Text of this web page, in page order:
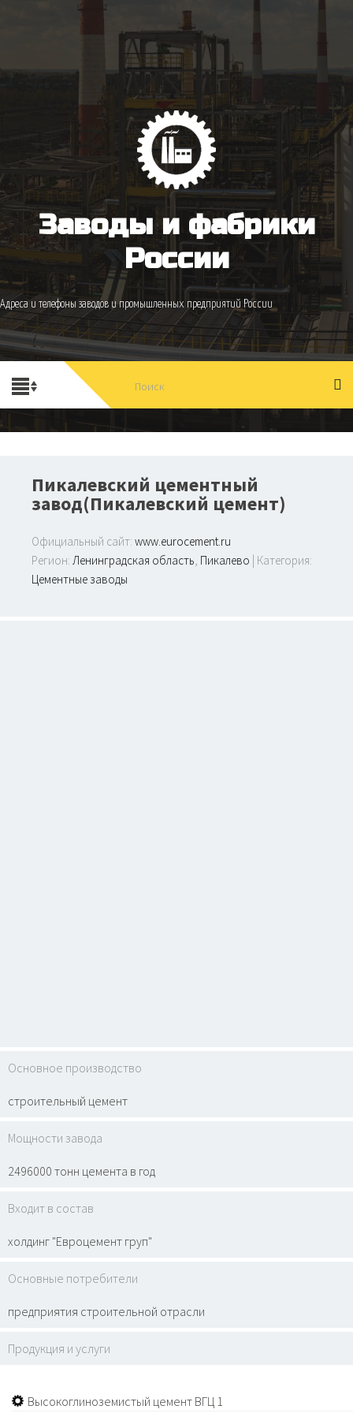
Заводы и фабрики
России
Адреса и телефоны заводов и промышленных предприятий России
Пикалевский цементный
завод(Пикалевский цемент)
Официальный сайт: www.eurocement.ru
Регион: Ленинградская область, Пикалево | Категория:
Цементные заводы
Основное производство
строительный цемент
Мощности завода
2496000 тонн цемента в год
Входит в состав
холдинг "Евроцемент груп"
Основные потребители
предприятия строительной отрасли
Продукция и услуги
Высокоглиноземистый цемент ВГЦ 1